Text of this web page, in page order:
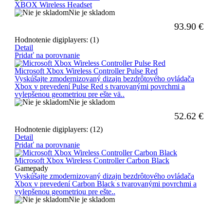
XBOX Wireless Headset
Nie je skladom
93.90 €
Hodnotenie digiplayers: (1)
Detail
Pridať na porovnanie
Microsoft Xbox Wireless Controller Pulse Red
Vyskúšajte zmodernizovaný dizajn bezdrôtového ovládača
Xbox v prevedení Pulse Red s tvarovanými povrchmi a
vylepšenou geometriou pre ešte vä..
Nie je skladom
52.62 €
Hodnotenie digiplayers: (12)
Detail
Pridať na porovnanie
Microsoft Xbox Wireless Controller Carbon Black
Gamepady
Vyskúšajte zmodernizovaný dizajn bezdrôtového ovládača
Xbox v prevedení Carbon Black s tvarovanými povrchmi a
vylepšenou geometriou pre ešte..
Nie je skladom